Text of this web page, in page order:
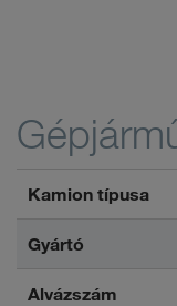
Kamion típusa
Gyártó
Alvázszám